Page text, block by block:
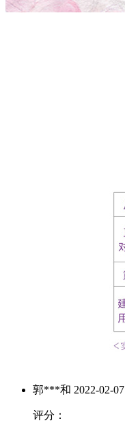
郭***和 2022-02-07
评分：